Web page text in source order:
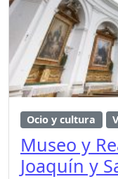
Ocio y cultura
Museo y
Joaquín y